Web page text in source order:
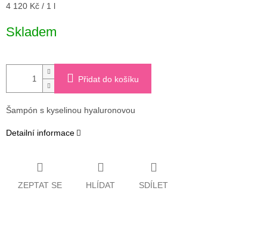
Měrná
4 120 Kč / 1 l
Skladem
Přidat do košíku
Šampón s kyselinou hyaluronovou
Detailní informace
ZEPTAT SE HLÍDAT SDÍLET